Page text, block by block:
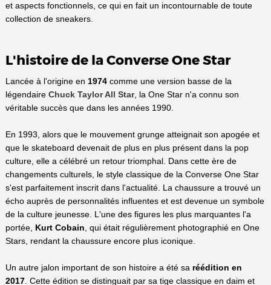
et aspects fonctionnels, ce qui en fait un incontournable de toute
collection de sneakers.
L'histoire de la Converse One Star
Lancée à l'origine en 1974comme une version basse de la
légendaire Chuck Taylor All Star, la One Star n'a connu son
véritable succès que dans les années 1990.
En 1993, alors que le mouvement grunge atteignait son apogée et
que le skateboard devenait de plus en plus présent dans la pop
culture, elle a célébré un retour triomphal. Dans cette ère de
changements culturels, le style classique de la Converse One Star
s'est parfaitement inscrit dans l'actualité. La chaussure a trouvé un
écho auprès de personnalités influentes et est devenue un symbole
de la culture jeunesse. L'une des figures les plus marquantes l'a
portée, Kurt Cobain, qui était régulièrement photographié en One
Stars, rendant la chaussure encore plus iconique.
Un autre jalon important de son histoire a été sa réédition en
2017. Cette édition se distinguait par sa tige classique en daim et